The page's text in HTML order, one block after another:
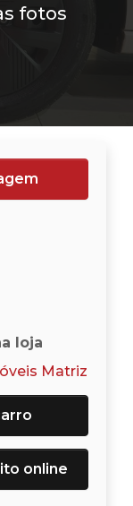
fotos
loja
Matriz
online